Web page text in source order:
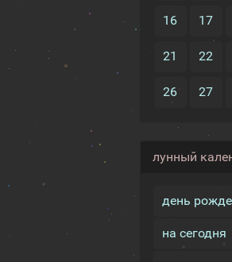
16 17
21 22
26 27
лунный
день
на сегодня